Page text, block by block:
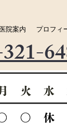
院案内 プロフィ